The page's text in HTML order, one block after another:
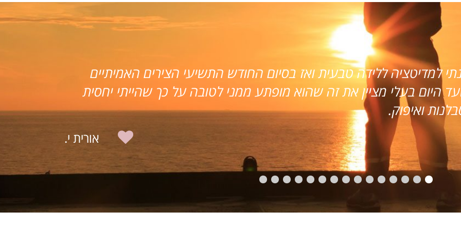
ליבנו על העבודה הנפלאה שעשית עבורנו. לפני כשנתיים מצבנו הכלכלי
בקושי חסכונות היו לנו (אם בכלל) והכלכלה הביתית הייתה מינימאלית.
חנן וליאת